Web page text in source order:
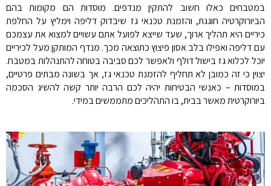
במטבחים כאלו חשוב להתקין מנדפים. מוסדות הם מקומות בהם
הביורוקרטיה חוגגת, והזמנת טכנאי גז שיבדוק דליפה וימליץ על החלפת
כיריים היא תהליך ארוך, שעד שייצא לפועל אתם עשויים למצוא את עצמכם
עם דליפה ואפילו בלב אסון פיצוץ כתוצאה מכך. מנדף המותקן מעל לכיריים
יוכל לכלוא גז בישול דולף ולאפשר לכם סביבה בטוחה להתנהלות במטבח.
יצוין כי זה כמובן לא תחליף להזמנת טכנאי גז, אך בשונה מבתים פרטיים,
במוסדות – כאנשי הבטיחות יהיה לכם הרבה יותר קשה להשיג הסכמה
ביורוקרטית מאשר בבית, בו התהליכים מתממשים במידי.